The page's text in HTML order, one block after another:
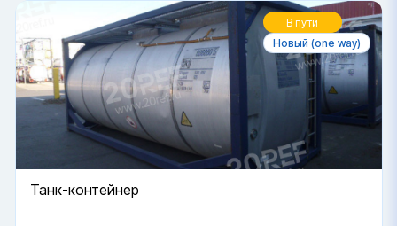
В пути
Новый (one way)
Танк-контейнер